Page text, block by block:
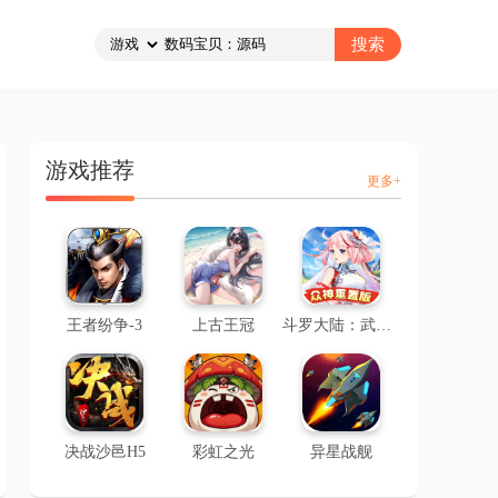
游戏推荐 更多+
王者纷争-3 上古王冠 斗罗大陆：武魂觉醒-2
决战沙邑H5 彩虹之光 异星战舰